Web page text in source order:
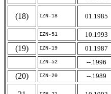
(18) IZN-18 01.1985
IZN-51 10.1993
(19)
IZN-19 01.1987
IZN-52 --.1996
(20)
IZN-20 --.1989